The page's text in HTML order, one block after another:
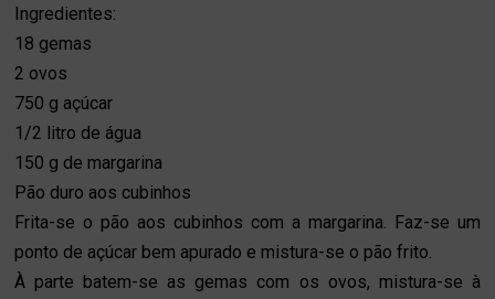
Ingredientes:
18 gemas
2 ovos
750 g açúcar
1/2 litro de água
150 g de margarina
Pão duro aos cubinhos
Frita-se o pão aos cubinhos com a margarina. Faz-se um
ponto de açúcar bem apurado e mistura-se o pão frito.
À parte batem-se as gemas com os ovos, mistura-se à